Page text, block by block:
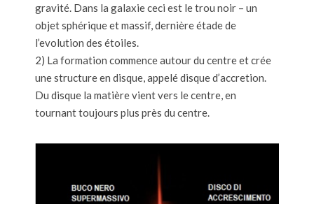
gravité. Dans la galaxie ceci est le trou noir – un
objet sphérique et massif, dernière étade de
l’evolution des étoiles.
2) La formation commence autour du centre et crée
une structure en disque, appelé disque d’accretion.
Du disque la matière vient vers le centre, en
tournant toujours plus près du centre.